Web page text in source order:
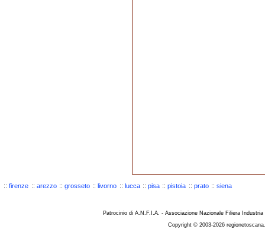
:: firenze :: arezzo :: grosseto :: livorno :: lucca :: pisa :: pistoia :: prato :: siena
Patrocinio di A.N.F.I.A. - Associazione Nazionale Filiera
Copyright © 2003-2026